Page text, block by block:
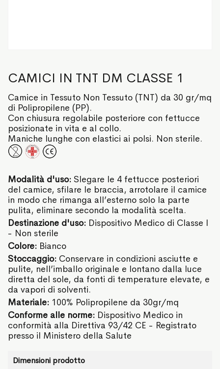
CAMICI IN TNT DM CLASSE 1
Camice in Tessuto Non Tessuto (TNT) da 30 gr/mq
di Polipropilene (PP).
Con chiusura regolabile posteriore con fettucce
posizionate in vita e al collo.
Maniche lunghe con elastici ai polsi. Non sterile.
Modalità d'uso: Slegare le 4 fettucce posteriori
del camice, sfilare le braccia, arrotolare il camice
in modo che rimanga all’esterno solo la parte
pulita, eliminare secondo la modalità scelta.
Destinazione d'uso: Dispositivo Medico di Classe I
- Non sterile
Colore: Bianco
Stoccaggio: Conservare in condizioni asciutte e
pulite, nell’imballo originale e lontano dalla luce
diretta del sole, da fonti di temperature elevate, e
da vapori di solventi.
Materiale: 100% Polipropilene da 30gr/mq
Conforme alle norme: Dispositivo Medico in
conformità alla Direttiva 93/42 CE - Registrato
presso il Ministero della Salute
Dimensioni prodotto